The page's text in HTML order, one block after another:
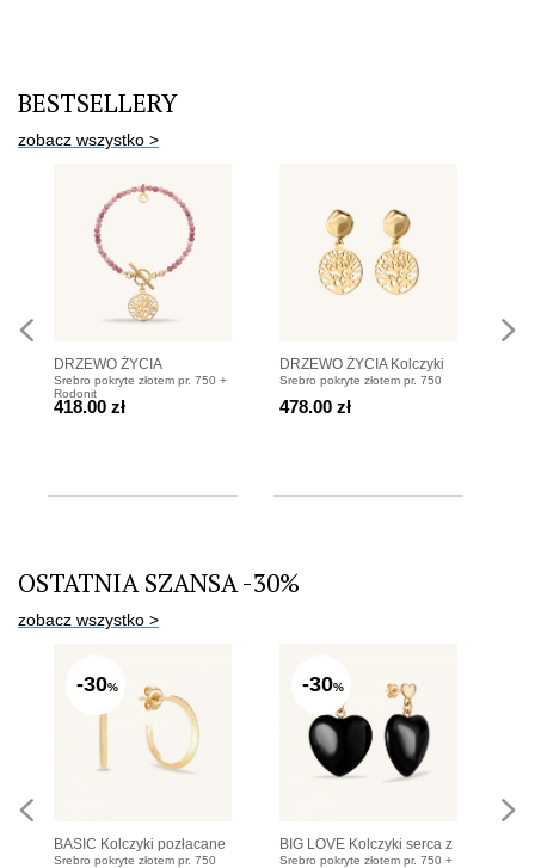
BESTSELLERY
zobacz wszystko >
DRZEWO ŻYCIA
Bransoletka z rodonitów i
srebra pozłacanego
Srebro pokryte złotem pr. 750 +
Rodonit
418.00 zł
DRZEWO ŻYCIA Kolczyki
pozłacane
Srebro pokryte złotem pr. 750
478.00 zł
OSTATNIA SZANSA -30%
zobacz wszystko >
-30%
BASIC Kolczyki pozłacane
Srebro pokryte złotem pr. 750
-30%
BIG LOVE Kolczyki serca z
Srebro pokryte złotem pr. 750 +